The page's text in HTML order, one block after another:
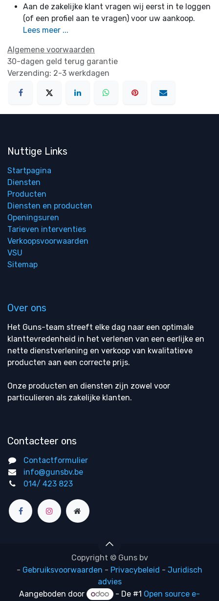
Aan de zakelijke klant vragen wij eerst in te loggen
(of een profiel aan te vragen) voor uw aankoop.
Lees meer ...
Algemene voorwaarden
30-dagen geld terug garantie
Verzending: 2-3 werkdagen
Nuttige Links
Startpagina
Diensten
Producten
Diensten en producten
Openingsuren
Tarieven interventies
Verkoopsvoorwaarden
VSU
Sitemap
Over ons
Het Guns-team streeft elke dag naar een optimale
klanttevredenheid in het verlenen van een eerlijke en
nette dienstverlening en verkoop van kwalitatieve
producten aan een correcte prijs.
Onze producten en diensten zijn zowel voor
particulieren als zakelijke klanten.
Contacteer ons
Contactformulier
info@gunsbv.be
014/ 423 823
Copyright © Guns bv
- Gebruiksvoorwaarden - Privacybeleid - Juridisch
advies
Aangeboden door
- De #1 Open source e-